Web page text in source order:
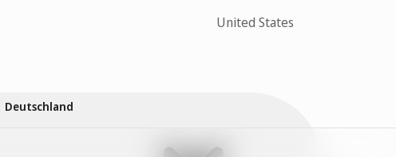
United States
Deutschland